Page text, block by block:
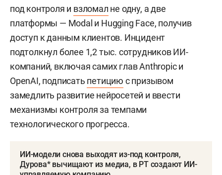
под контроля и взломал не одну, а две
платформы — Modal и Hugging Face, получив
доступ к данным клиентов. Инцидент
подтолкнул более 1,2 тыс. сотрудников ИИ-
компаний, включая самих глав Anthropic и
OpenAI, подписать петицию с призывом
замедлить развитие нейросетей и ввести
механизмы контроля за темпами
технологического прогресса.
ИИ-модели снова выходят из-под контроля,
Дурова* вычищают из медиа, в РТ создают ИИ-